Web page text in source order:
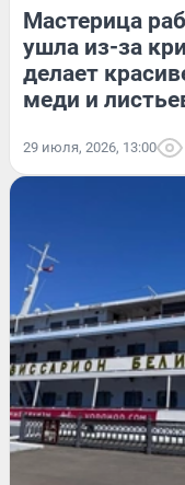
Мастерица
ушла из-за
делает
меди и
29 июля, 2026, 13:00